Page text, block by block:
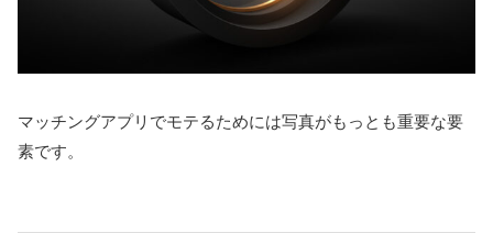
マッチングアプリでモテるためには写真がもっとも重要な要
素です。